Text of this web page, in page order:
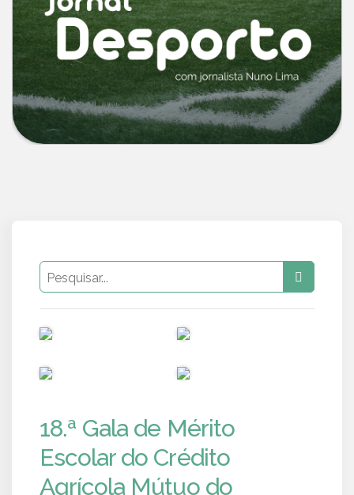
18.ª Gala de Mérito
Escolar do Crédito
Agrícola Mútuo do